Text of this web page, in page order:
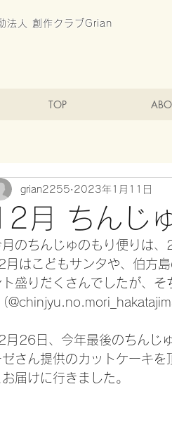
法人 創作クラブGrian
TOP
月 ちんじ
grian2255 2023年1月11日
月のちんじゅのもり便りは
月はこどもサンタや、伯方
ト盛りだくさんでしたが、
月26日、今年最後のちんじ
ゼさん提供のカットケーキ
お届けに行きました。